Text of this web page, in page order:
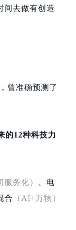
间去做有创造
曾准确预测了
的12种科技力
服务化）
、电
合
（AI+万物）